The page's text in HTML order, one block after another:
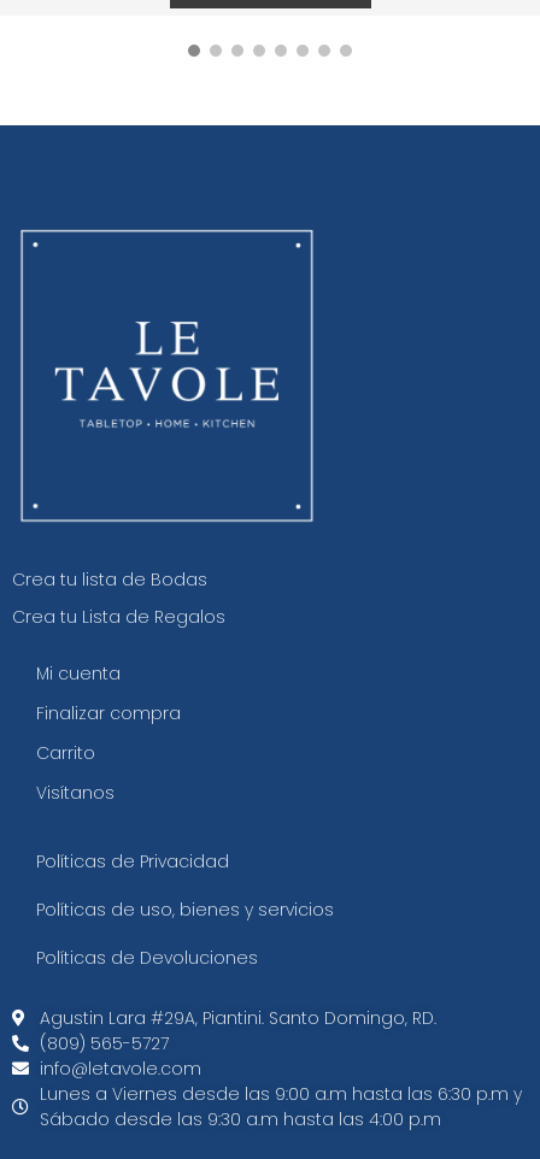
Crea tu lista de Bodas
Crea tu Lista de Regalos
Mi cuenta
Finalizar compra
Carrito
Visítanos
Políticas de Privacidad
Políticas de uso, bienes y servicios
Políticas de Devoluciones
Agustin Lara #29A, Piantini. Santo Domingo, RD.​
(809) 565-5727
info@letavole.com
Lunes a Viernes desde las 9:00 a.m hasta las 6:30 p.m y
Sábado desde las 9:30 a.m hasta las 4:00 p.m